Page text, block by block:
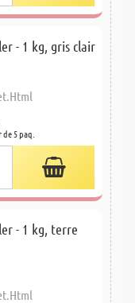
- 1 kg, gris clair
5 paq.
- 1 kg, terre